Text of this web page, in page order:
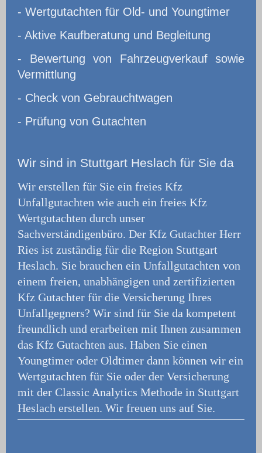
- Wertgutachten für Old- und Youngtimer
- Aktive Kaufberatung und Begleitung
- Bewertung von Fahrzeugverkauf sowie
Vermittlung
- Check von Gebrauchtwagen
- Prüfung von Gutachten
Wir sind in Stuttgart Heslach für Sie da
Wir erstellen für Sie ein freies Kfz
Unfallgutachten wie auch ein freies Kfz
Wertgutachten durch unser
Sachverständigenbüro. Der Kfz Gutachter Herr
Ries ist zuständig für die Region Stuttgart
Heslach. Sie brauchen ein Unfallgutachten von
einem freien, unabhängigen und zertifizierten
Kfz Gutachter für die Versicherung Ihres
Unfallgegners? Wir sind für Sie da kompetent
freundlich und erarbeiten mit Ihnen zusammen
das Kfz Gutachten aus. Haben Sie einen
Youngtimer oder Oldtimer dann können wir ein
Wertgutachten für Sie oder der Versicherung
mit der Classic Analytics Methode in Stuttgart
Heslach erstellen. Wir freuen uns auf Sie.